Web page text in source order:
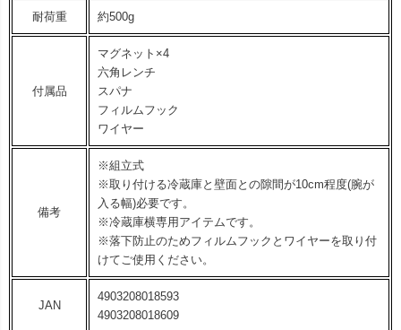
耐荷重 約500g
付属品
マグネット×4
六角レンチ
スパナ
フィルムフック
ワイヤー
備考
※組立式
※取り付ける冷蔵庫と壁面との隙間が10cm程度(腕が
入る幅)必要です。
※冷蔵庫横専用アイテムです。
※落下防止のためフィルムフックとワイヤーを取り付
けてご使用ください。
JAN
4903208018593
4903208018609